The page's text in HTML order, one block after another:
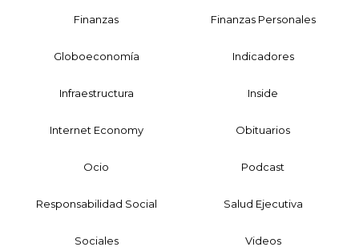
Finanzas Finanzas Personales
Globoeconomía Indicadores
Infraestructura Inside
Internet Economy Obituarios
Ocio Podcast
Responsabilidad Social Salud Ejecutiva
Sociales Videos